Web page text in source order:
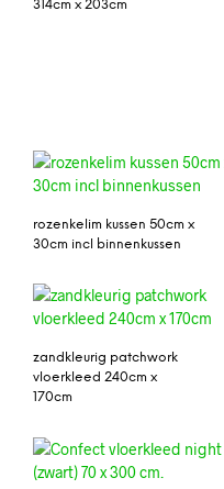
314cm x 203cm
rozenkelim kussen 50cm x
30cm incl binnenkussen
zandkleurig patchwork
vloerkleed 240cm x
170cm